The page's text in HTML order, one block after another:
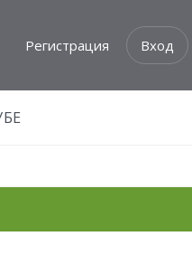
Регистрация Вход